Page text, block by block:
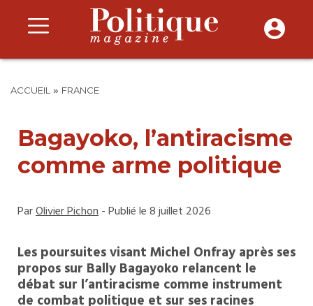
ACCUEIL » FRANCE
Bagayoko, l’antiracisme
comme arme politique
ParOlivier Pichon- Publié le 8 juillet 2026
Les poursuites visant Michel Onfray après ses
propos sur Bally Bagayoko relancent le
débat sur l’antiracisme comme instrument
de combat politique et sur ses racines